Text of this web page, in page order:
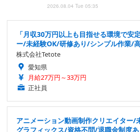
2026.08.04 Tue 05:35
「月収30万円以上も目指せる環境で安
ー/未経験OK/研修あり/シンプル作業/
株式会社Tetote
愛知県
月給27万円～33万円
正社員
アニメーション動画制作クリエイター/
グラフィックス/資格不問/退職金制度あ